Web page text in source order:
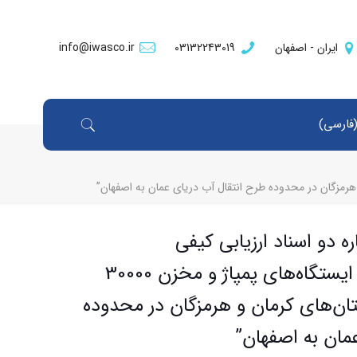
ایران - اصفهان 03132243019
info@iwasco.ir
فارسی)
شماره دو اسناد ارزیابی کیفی
پیمانکاران”پروژه اجرای ایستگاه‌های پمپاژ و مخزن 30000
کرمان و هرمزگان در محدوده
به اصفهان”